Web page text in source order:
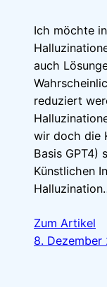
Ich möchte
auch
reduziert
wir doch die
Basis GPT4)
Künstlichen
Zum Artikel
8. Dezember